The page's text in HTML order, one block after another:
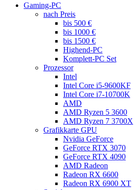
Gaming-PC
nach Preis
bis 500 €
bis 1000 €
bis 1500 €
Highend-PC
Komplett-PC Set
Prozessor
Intel
Intel Core i5-9600KF
Intel Core i7-10700K
AMD
AMD Ryzen 5 3600
AMD Ryzen 7 3700X
Grafikkarte GPU
Nvidia GeForce
GeForce RTX 3070
GeForce RTX 4090
AMD Radeon
Radeon RX 6600
Radeon RX 6900 XT